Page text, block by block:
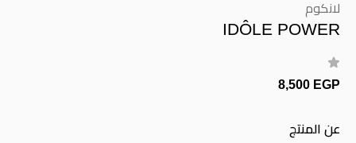
لانكوم
IDÔLE POWER
8,500 EGP
عن المنتج